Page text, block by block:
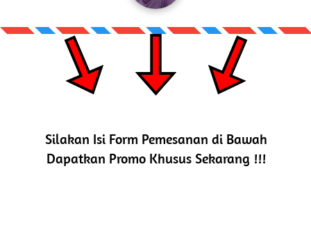
Silakan Isi Form Pemesanan di Bawah
Dapatkan Promo Khusus Sekarang !!!